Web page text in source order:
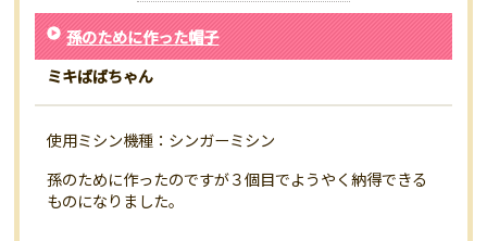
孫のために作った帽子
ミキばばちゃん
使用ミシン機種：シンガーミシン
孫のために作ったのですが３個目でようやく納得できる
ものになりました。